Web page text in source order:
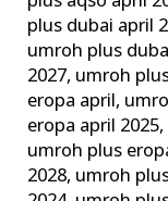
plus dubai april
umroh plus
2027, umroh
eropa april,
eropa april 2025,
umroh plus
2028, umroh